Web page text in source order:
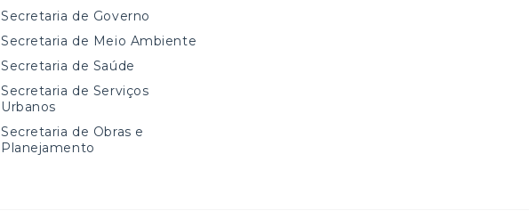
Secretaria de Governo
Secretaria de Meio Ambiente
Secretaria de Saúde
Secretaria de Serviços
Urbanos
Secretaria de Obras e
Planejamento